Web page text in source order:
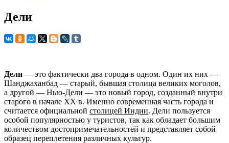
Дели
Дели — это фактически два города в одном. Один их них —
Шанджаханбад — старый, бывшая столица великих моголов,
а другой — Нью-Дели — это новый город, созданный внутри
старого в начале XX в. Именно современная часть города и
считается официальной столицей Индии. Дели пользуется
особой популярностью у туристов, так как обладает большим
количеством достопримечательностей и представляет собой
образец переплетения различных культур.